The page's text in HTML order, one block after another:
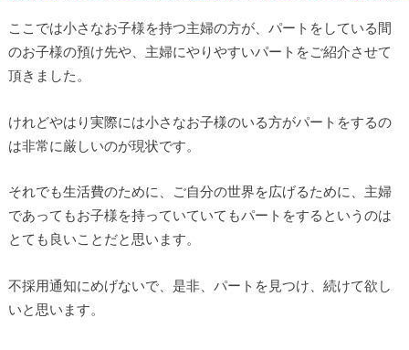
ここでは小さなお子様を持つ主婦の方が、パートをしている間
のお子様の預け先や、主婦にやりやすいパートをご紹介させて
頂きました。
けれどやはり実際には小さなお子様のいる方がパートをするの
は非常に厳しいのが現状です。
それでも生活費のために、ご自分の世界を広げるために、主婦
であってもお子様を持っていていてもパートをするというのは
とても良いことだと思います。
不採用通知にめげないで、是非、パートを見つけ、続けて欲し
いと思います。